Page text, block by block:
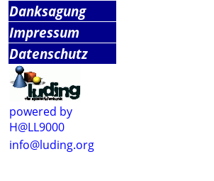
Danksagung
Impressum
Datenschutz
powered by
H@LL9000
info@luding.org